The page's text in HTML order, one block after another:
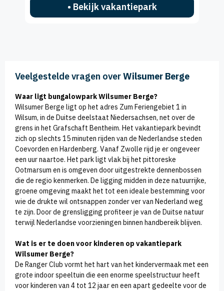
• Bekijk vakantiepark
Veelgestelde vragen overWilsumer Berge
Waar ligt bungalowpark Wilsumer Berge?
Wilsumer Berge ligt op het adres Zum Feriengebiet 1 in
Wilsum, in de Duitse deelstaat Niedersachsen, net over de
grens in het Grafschaft Bentheim. Het vakantiepark bevindt
zich op slechts 15 minuten rijden van de Nederlandse steden
Coevorden en Hardenberg. Vanaf Zwolle rijd je er ongeveer
een uur naartoe. Het park ligt vlak bij het pittoreske
Ootmarsum en is omgeven door uitgestrekte dennenbossen
die de regio kenmerken. De ligging midden in deze natuurrijke,
groene omgeving maakt het tot een ideale bestemming voor
wie de drukte wil ontsnappen zonder ver van Nederland weg
te zijn. Door de grensligging profiteer je van de Duitse natuur
terwijl Nederlandse voorzieningen binnen handbereik blijven.
Wat is er te doen voor kinderen op vakantiepark
Wilsumer Berge?
De Ranger Club vormt het hart van het kindervermaak met een
grote indoor speeltuin die een enorme speelstructuur heeft
voor kinderen van 4 tot 12 jaar en een apart gedeelte voor de